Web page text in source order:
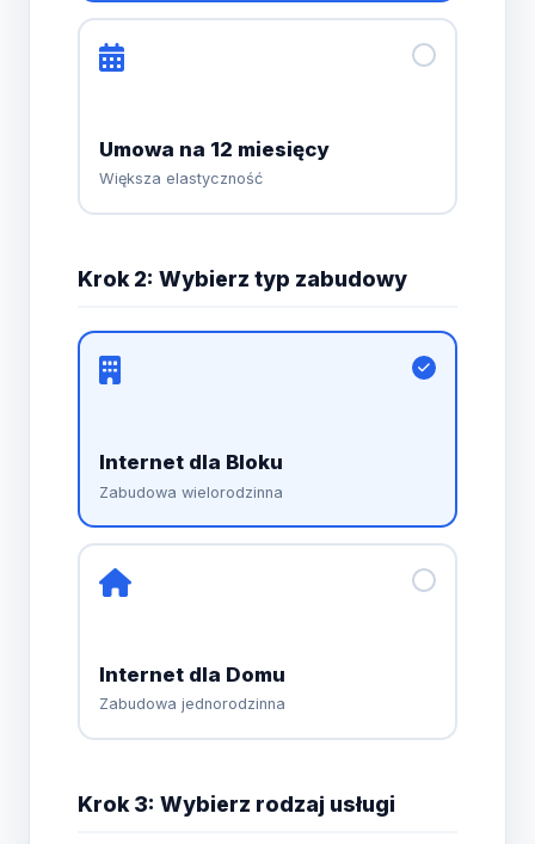
Umowa na 12 miesięcy
Większa elastyczność
Krok 2: Wybierz typ zabudowy
Internet dla Bloku
Zabudowa wielorodzinna
Internet dla Domu
Zabudowa jednorodzinna
Krok 3: Wybierz rodzaj usługi